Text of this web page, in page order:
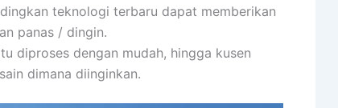
teknologi terbaru dapat memberikan
panas / dingin.
diproses dengan mudah, hingga kusen
dimana diinginkan.